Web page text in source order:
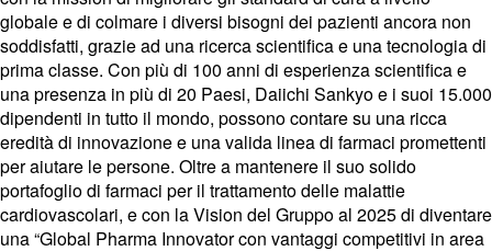
globale e di colmare i diversi bisogni dei pazienti ancora non
soddisfatti, grazie ad una ricerca scientifica e una tecnologia di
prima classe. Con più di 100 anni di esperienza scientifica e
una presenza in più di 20 Paesi, Daiichi Sankyo e i suoi 15.000
dipendenti in tutto il mondo, possono contare su una ricca
eredità di innovazione e una valida linea di farmaci promettenti
per aiutare le persone. Oltre a mantenere il suo solido
portafoglio di farmaci per il trattamento delle malattie
cardiovascolari, e con la Vision del Gruppo al 2025 di diventare
una “Global Pharma Innovator con vantaggi competitivi in area